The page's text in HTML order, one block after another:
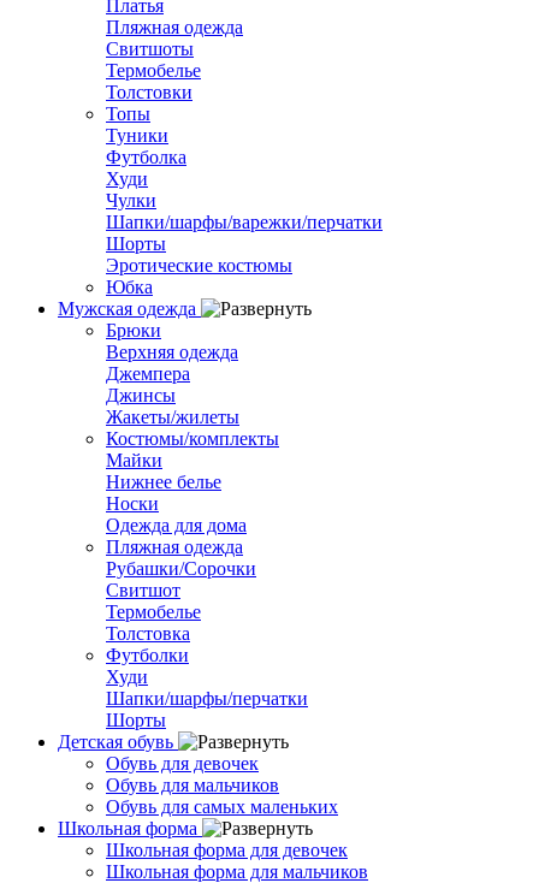
Платья
Пляжная одежда
Свитшоты
Термобелье
Толстовки
Топы
Туники
Футболка
Худи
Чулки
Шапки/шарфы/варежки/перчатки
Шорты
Эротические костюмы
Юбка
Мужская одежда
Брюки
Верхняя одежда
Джемпера
Джинсы
Жакеты/жилеты
Костюмы/комплекты
Майки
Нижнее белье
Носки
Одежда для дома
Пляжная одежда
Рубашки/Сорочки
Свитшот
Термобелье
Толстовка
Футболки
Худи
Шапки/шарфы/перчатки
Шорты
Детская обувь
Обувь для девочек
Обувь для мальчиков
Обувь для самых маленьких
Школьная форма
Школьная форма для девочек
Школьная форма для мальчиков